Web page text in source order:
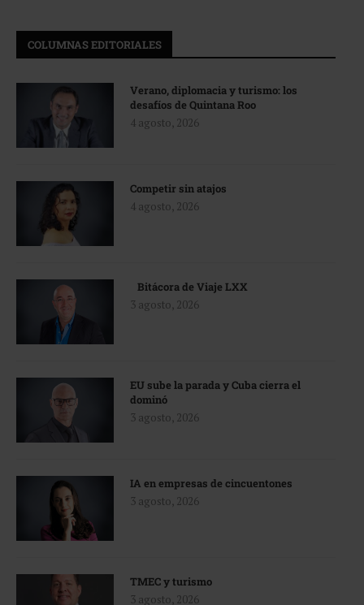
COLUMNAS EDITORIALES
Verano, diplomacia y turismo: los
desafíos de Quintana Roo
4 agosto, 2026
Competir sin atajos
4 agosto, 2026
Bitácora de Viaje LXX
3 agosto, 2026
EU sube la parada y Cuba cierra el
dominó
3 agosto, 2026
IA en empresas de cincuentones
3 agosto, 2026
TMEC y turismo
3 agosto, 2026